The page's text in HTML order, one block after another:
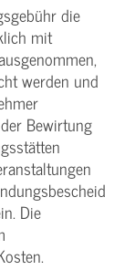
die
mit
werden und
Bewirtung
Die